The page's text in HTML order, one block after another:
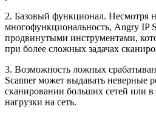
2. Базовый функционал. Несмотря
многофункциональность, Angry IP
продвинутыми инструментами,
при более сложных задачах
3. Возможность ложных
Scanner может выдавать неверные
сканировании больших сетей или в
нагрузки на сеть.